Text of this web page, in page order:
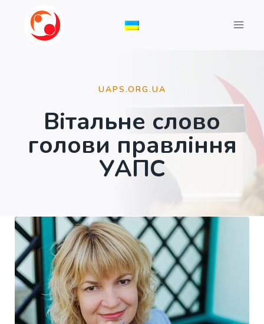
Перейти
UAPS.ORG.UA
Вітальне слово
голови правління
УАПС